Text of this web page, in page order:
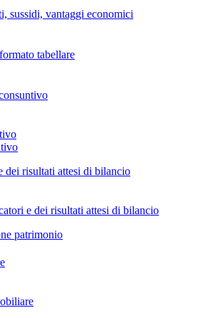
sussidi, vantaggi economici
tabellare
dei risultati attesi di bilancio
e dei risultati attesi di bilancio
patrimonio